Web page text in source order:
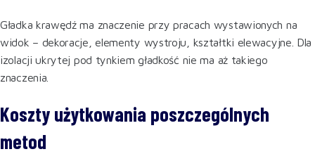
Gładka krawędź ma znaczenie przy pracach wystawionych na
widok – dekoracje, elementy wystroju, kształtki elewacyjne. Dla
izolacji ukrytej pod tynkiem gładkość nie ma aż takiego
znaczenia.
Koszty użytkowania poszczególnych
metod